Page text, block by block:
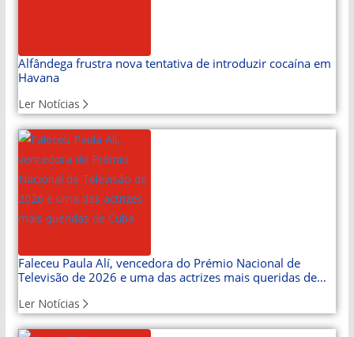
Alfândega frustra nova tentativa de introduzir cocaína em
Havana
Ler Notícias
Faleceu Paula Alí, vencedora do Prémio Nacional de
Televisão de 2026 e uma das actrizes mais queridas de
Ler Notícias